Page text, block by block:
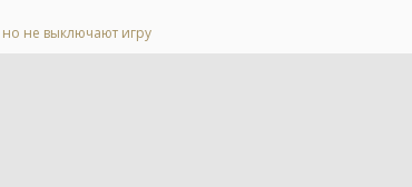
но не выключают игру